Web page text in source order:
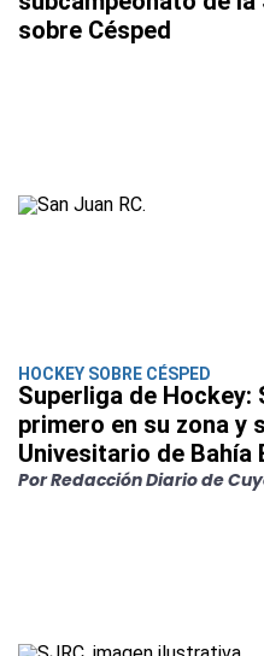
sobre Césped
HOCKEY SOBRE CÉSPED
Superliga de Hockey:
primero en su zona y
Univesitario de Bahía
Por Redacción Diario de